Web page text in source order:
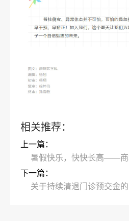
相关推荐：
上一篇：
暑假快乐，快快长高——商
下一篇：
关于持续清退门诊预交金